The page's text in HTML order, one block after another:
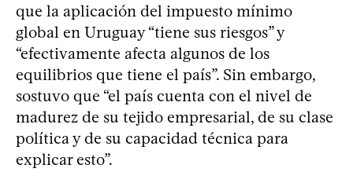
que la aplicación del impuesto mínimo
global en Uruguay “tiene sus riesgos” y
“efectivamente afecta algunos de los
equilibrios que tiene el país”. Sin embargo,
sostuvo que “el país cuenta con el nivel de
madurez de su tejido empresarial, de su clase
política y de su capacidad técnica para
explicar esto”.